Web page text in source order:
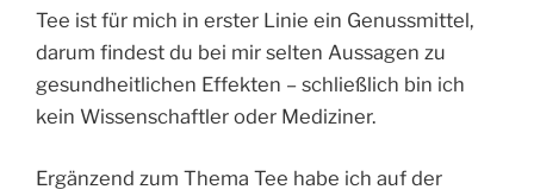
Tee ist für mich in erster Linie ein Genussmittel,
darum findest du bei mir selten Aussagen zu
gesundheitlichen Effekten – schließlich bin ich
kein Wissenschaftler oder Mediziner.
Ergänzend zum Thema Tee habe ich auf der